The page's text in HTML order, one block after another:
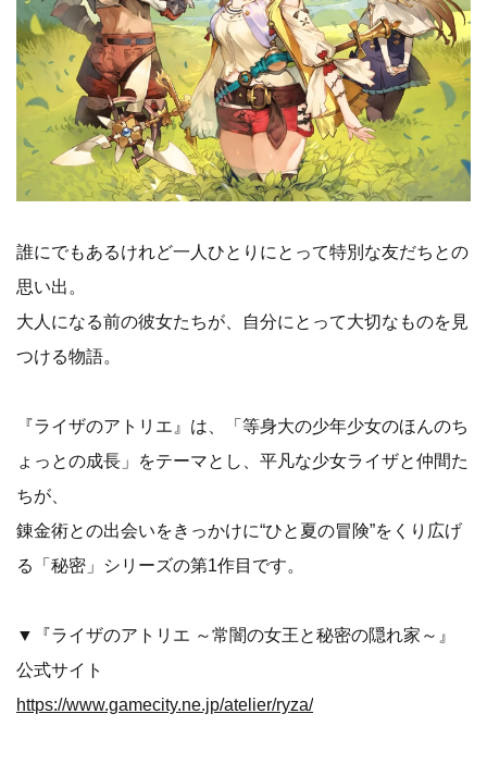
誰にでもあるけれど一人ひとりにとって特別な友だちとの
思い出。
大人になる前の彼女たちが、自分にとって大切なものを見
つける物語。
『ライザのアトリエ』は、「等身大の少年少女のほんのち
ょっとの成長」をテーマとし、平凡な少女ライザと仲間た
ちが、
錬金術との出会いをきっかけに“ひと夏の冒険”をくり広げ
る「秘密」シリーズの第1作目です。
▼『ライザのアトリエ ～常闇の女王と秘密の隠れ家～』
公式サイト
https://www.gamecity.ne.jp/atelier/ryza/